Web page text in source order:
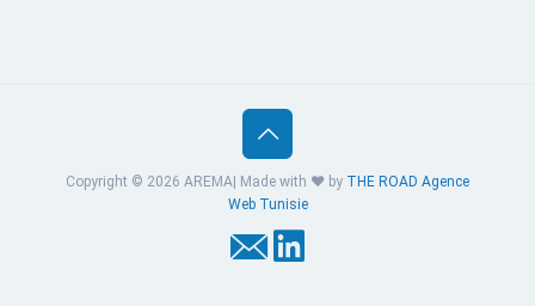
Copyright © 2026 AREMA| Made with ❤️ by THE ROAD Agence
Web Tunisie